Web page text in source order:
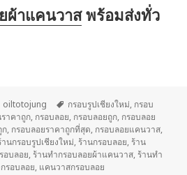
ผ้าแคนวาสพร้อมส่งทั่ว
ผู้
เขียน
oiltotojung
ป้าย
กำกับ
กรอบรูปเชียงใหม่, กรอบ
าคาถูก, กรอบลอย, กรอบลอยถูก, กรอบลอย
ก, กรอบลอยราคาถูกที่สุด, กรอบลอยแคนวาส,
านกรอบรูปเชียงใหม่, ร้านกรอบลอย, ร้าน
อบลอย, ร้านทำกรอบลอยผ้าแคนวาส, ร้านทำ
รอบลอย, แคนวาสกรอบลอย